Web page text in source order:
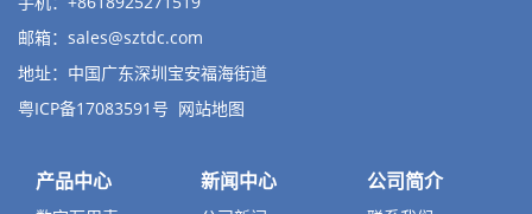
邮箱： sales@sztdc.com
地址：中国广东深圳宝安福海街道
粤ICP备17083591号 网站地图
产品中心 新闻中心 公司简介